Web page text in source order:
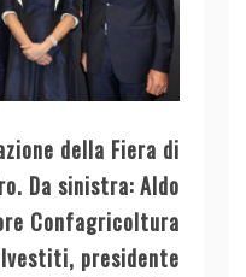
della Fiera di
Da sinistra: Aldo
Confagricoltura
presidente